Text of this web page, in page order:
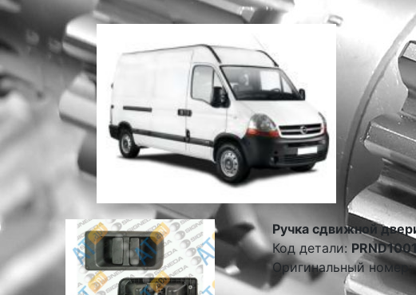
Ручка сдвижной
Код детали:
Оригинальный номер: